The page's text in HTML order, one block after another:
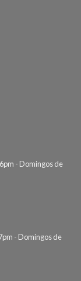
- Domingos de
- Domingos de